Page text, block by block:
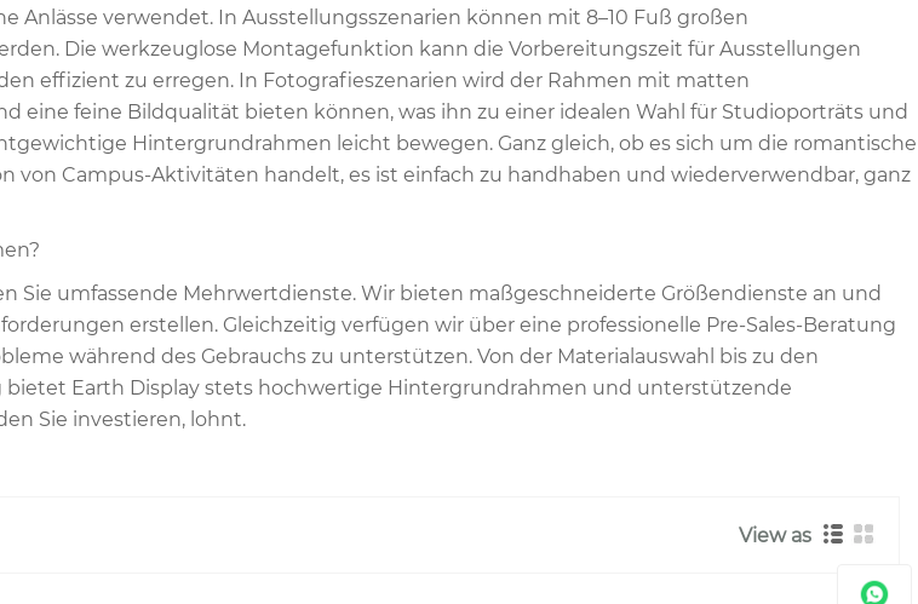
verwendet. In Ausstellungsszenarien können mit 8–10 Fuß großen
Die werkzeuglose Montagefunktion kann die Vorbereitungszeit für Ausstellungen
effizient zu erregen. In Fotografieszenarien wird der Rahmen mit matten
feine Bildqualität bieten können, was ihn zu einer idealen Wahl für Studioporträts und
Hintergrundrahmen leicht bewegen. Ganz gleich, ob es sich um die romantische
Campus-Aktivitäten handelt, es ist einfach zu handhaben und wiederverwendbar, ganz
Sie umfassende Mehrwertdienste. Wir bieten maßgeschneiderte Größendienste an und
erstellen. Gleichzeitig verfügen wir über eine professionelle Pre-Sales-Beratung
während des Gebrauchs zu unterstützen. Von der Materialauswahl bis zu den
bietet Earth Display stets hochwertige Hintergrundrahmen und unterstützende
Sie investieren, lohnt.
View as